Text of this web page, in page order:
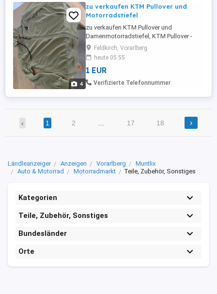
4
zu verkaufen KTM Pullover und
Motorradstiefel
zu verkaufen KTM Pullover und
Damenmotorradstiefel, KTM Pullover -
Grösse XL - 29 Euro (so gut wie neu - 1
oder 2 mal getragen),
Damenmotorradstiefel Probiker - Grösse
39 - 39 Euro (so gut wie neu - 2 mal
getragen), beides zusammen für 60 Euro,
Feldkirch, Vorarlberg
heute 05:55
1 EUR
Verifizierte Telefonnummer
‹ 1 2 17 18 ›
Ländleanzeiger Anzeigen Vorarlberg
Muntlix
Auto & Motorrad
Motorradmarkt Teile, Zubehör, Sonstiges
Kategorien
Teile, Zubehör, Sonstiges
Bundesländer
Orte